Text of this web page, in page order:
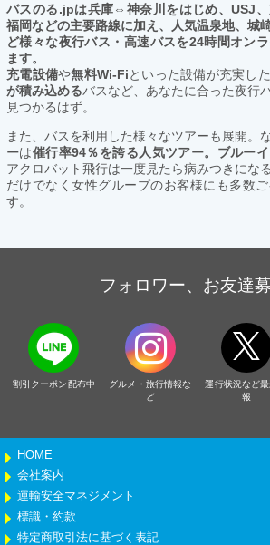
バスのる.jpは兵庫⇔神奈川をはじめ、USJ、
福岡などの主要路線に加え、人気温泉地、城
ど様々な夜行バス・高速バスを24時間オン
ます。
充電設備や無料Wi-Fiといった設備が充実した
が積み込めるバスなど、あなたに合った夜行
見つかるはず。
また、バスを利用した様々なツアーも展開。
ーは催行率94％を誇る人気ツアー。ブルー
アクロバット飛行は一度見たら病みつきにな
だけでなく女性グループのお客様にも多数
す。
フォロワー、お友達
割引クーポン配布中
グルメ・旅行情報な
ど
運行状況など
報
HOME
会社案内
運輸安全マネジメント
標識・約款
特定商取引法に基づく表記